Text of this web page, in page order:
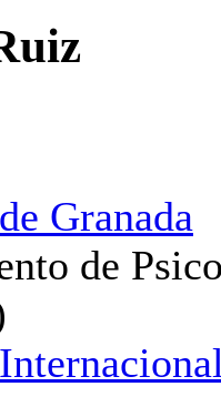
Granada
de